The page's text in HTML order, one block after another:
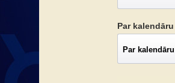
Par kalendāru
Par kalendāru